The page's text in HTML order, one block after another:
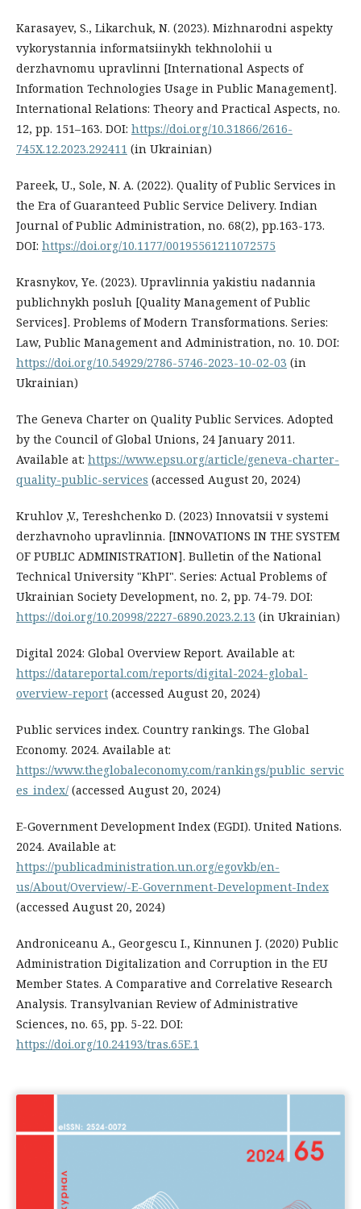
Karasayev, S., Likarchuk, N. (2023). Mizhnarodni aspekty
vykorystannia informatsiinykh tekhnolohii u
derzhavnomu upravlinni [International Aspects of
Information Technologies Usage in Public Management].
International Relations: Theory and Practical Aspects, no.
12, pp. 151–163. DOI: https://doi.org/10.31866/2616-
745X.12.2023.292411 (in Ukrainian)
Pareek, U., Sole, N. A. (2022). Quality of Public Services in
the Era of Guaranteed Public Service Delivery. Indian
Journal of Public Administration, no. 68(2), pp.163-173.
DOI: https://doi.org/10.1177/00195561211072575
Krasnykov, Yе. (2023). Upravlinnia yakistiu nadannia
publichnykh posluh [Quality Management of Public
Services]. Problems of Modern Transformations. Series:
Law, Public Management and Administration, no. 10. DOI:
https://doi.org/10.54929/2786-5746-2023-10-02-03 (in
Ukrainian)
The Geneva Charter on Quality Public Services. Adopted
by the Council of Global Unions, 24 January 2011.
Available at: https://www.epsu.org/article/geneva-charter-
quality-public-services (accessed August 20, 2024)
Kruhlov ,V., Tereshchenko D. (2023) Innovatsii v systemi
derzhavnoho upravlinnia. [INNOVATIONS IN THE SYSTEM
OF PUBLIC ADMINISTRATION]. Bulletin of the National
Technical University "KhPI". Series: Actual Problems of
Ukrainian Society Development, no. 2, pp. 74-79. DOI:
https://doi.org/10.20998/2227-6890.2023.2.13 (in Ukrainian)
Digital 2024: Global Overview Report. Available at:
https://datareportal.com/reports/digital-2024-global-
overview-report (accessed August 20, 2024)
Public services index. Country rankings. The Global
Economy. 2024. Available at:
https://www.theglobaleconomy.com/rankings/public_servic
es_index/ (accessed August 20, 2024)
E-Government Development Index (EGDI). United Nations.
2024. Available at:
https://publicadministration.un.org/egovkb/en-
us/About/Overview/-E-Government-Development-Index
(accessed August 20, 2024)
Androniceanu A., Georgescu I., Kinnunen J. (2020) Public
Administration Digitalization and Corruption in the EU
Member States. A Comparative and Correlative Research
Analysis. Transylvanian Review of Administrative
Sciences, no. 65, pp. 5-22. DOI:
https://doi.org/10.24193/tras.65E.1